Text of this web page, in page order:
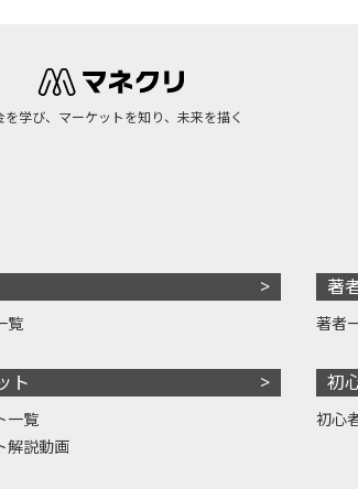
を学び、マーケットを知り、未来を描く
覧
ト
一覧
解説動画
著
著者
初
初心